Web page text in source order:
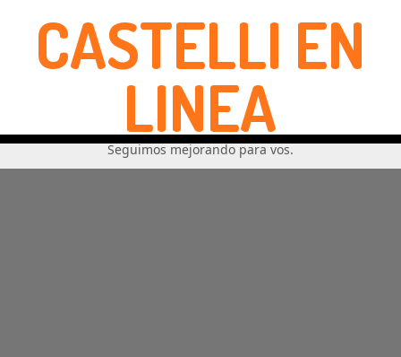
CASTELLI EN
LINEA
Seguimos mejorando para vos.